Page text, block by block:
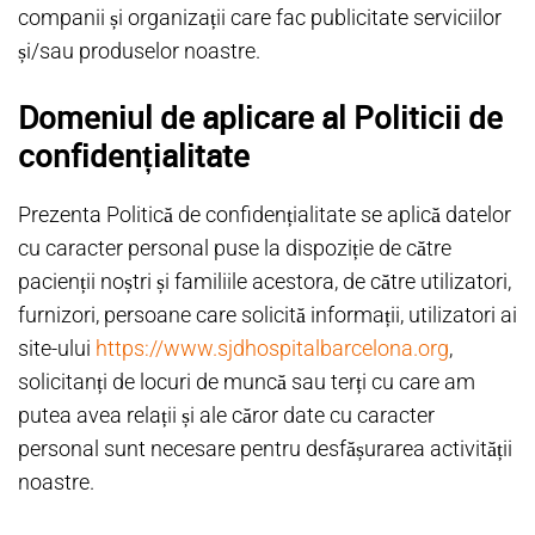
companii și organizații care fac publicitate serviciilor
și/sau produselor noastre.
Domeniul de aplicare al Politicii de
confidențialitate
Prezenta Politică de confidențialitate se aplică datelor
cu caracter personal puse la dispoziție de către
pacienții noștri și familiile acestora, de către utilizatori,
furnizori, persoane care solicită informații, utilizatori ai
site-ului https://www.sjdhospitalbarcelona.org,
solicitanți de locuri de muncă sau terți cu care am
putea avea relații și ale căror date cu caracter
personal sunt necesare pentru desfășurarea activității
noastre.